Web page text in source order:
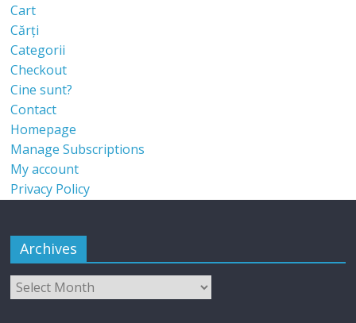
Cart
Cărți
Categorii
Checkout
Cine sunt?
Contact
Homepage
Manage Subscriptions
My account
Privacy Policy
Archives